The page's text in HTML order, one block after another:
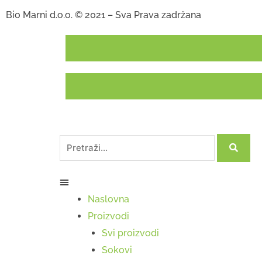
Bio Marni d.o.o. © 2021 – Sva Prava zadržana
Naslovna
Proizvodi
Svi proizvodi
Sokovi